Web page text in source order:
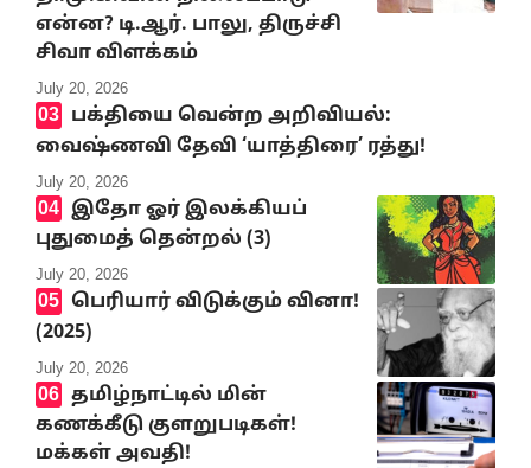
என்ன? டி.ஆர். பாலு, திருச்சி
சிவா விளக்கம்
July 20, 2026
பக்தியை வென்ற அறிவியல்:
வைஷ்ணவி தேவி ‘யாத்திரை’ ரத்து!
July 20, 2026
இதோ ஓர் இலக்கியப்
புதுமைத் தென்றல் (3)
July 20, 2026
பெரியார் விடுக்கும் வினா!
(2025)
July 20, 2026
தமிழ்நாட்டில் மின்
கணக்கீடு குளறுபடிகள்!
மக்கள் அவதி!